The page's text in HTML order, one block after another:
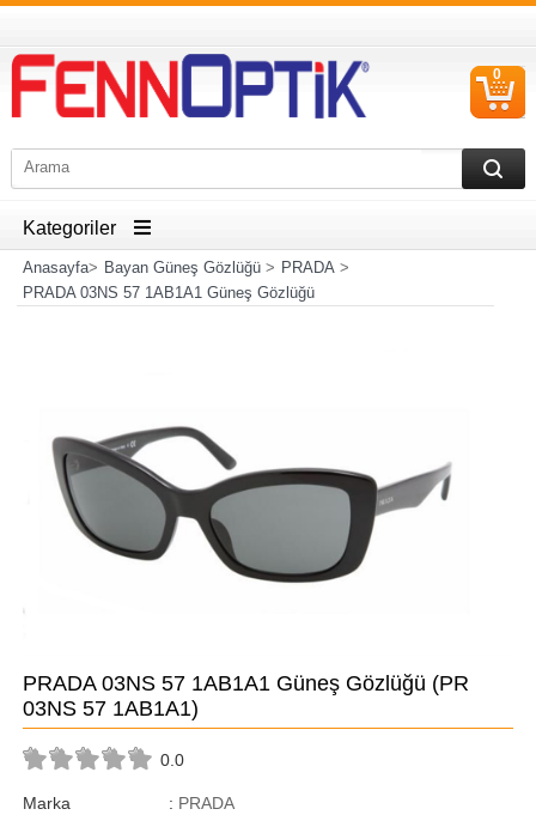
0
Kategoriler
Anasayfa> Bayan Güneş Gözlüğü> PRADA>
PRADA 03NS 57 1AB1A1 Güneş Gözlüğü
PRADA 03NS 57 1AB1A1 Güneş Gözlüğü (PR
03NS 57 1AB1A1)
0.0
Marka : PRADA